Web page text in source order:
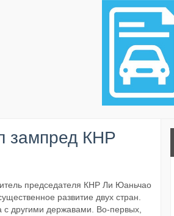
зампред КНР
председателя КНР Ли Юаньчао
развитие двух стран.
с другими державами. Во-первых,